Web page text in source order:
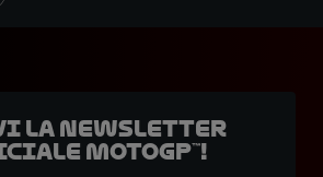
la newsletter
MotoGP™!